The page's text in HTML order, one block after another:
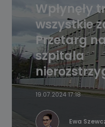
Wpłynęły
wszystkie
Przetarg
szpitala
19.07.2024 17:18
Ewa